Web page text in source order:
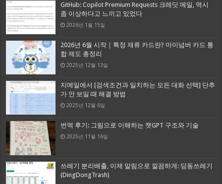
GitHub: Copilot Premium Requests 크레딧 메일, 역시
좀 이상하다고 느끼고 있었다
2026년 1월 15일
2026년 6월 시작｜특정 재류 카드란? 마이넘버 카드 통
합 제도 총정리
2025년 12월 13일
지메일에서 [검색조건과 일치하는 모든 대화 선택] 단추
가 안 보일 때 해결 방법
2025년 12월 6일
번역 후기: 그림으로 이해하는 챗GPT 구조와 기술
2025년 11월 16일
쓰레기 분리배출, 이제 알림으로 깔끔하게: 딩동쓰레기
(DingDongTrash)